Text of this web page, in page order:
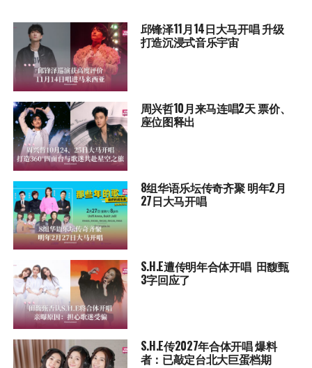
邱锋泽11月14日大马开唱 升级
打造沉浸式音乐宇宙
周兴哲10月来马连唱2天 票价、
座位图释出
8组华语乐坛传奇⻬聚 明年2月
27日大马开唱
S.H.E遭传明年合体开唱 田馥甄
3字回应了
S.H.E传2027年合体开唱 爆料
者：已敲定台北大巨蛋档期